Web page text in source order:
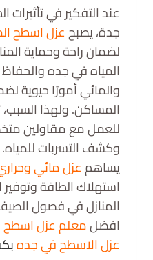
عند التفكير في
جدة، يصبحعزل اسطح
لضمان راحة وحماية
المياه في جده
والمائي أمورًا حيوية
المساكن. ولهذا
للعمل مع مقاولين
وكشف التسربات للمياه.
يساهمعزل مائي
استهلاك الطاقة وتوفير
المنازل في فصول
افضلمعلم عزل
عزل الاسطح في جده